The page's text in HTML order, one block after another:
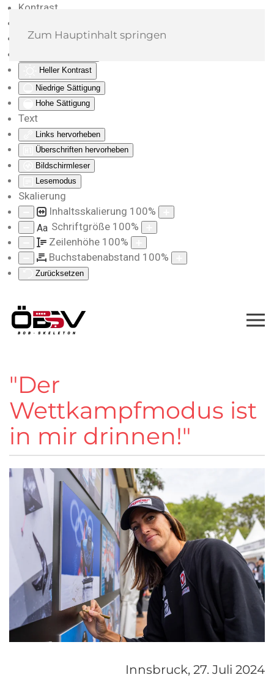
Kontrast
Monochrom
Heller Kontrast
Niedrige Sättigung
Hohe Sättigung
Text
Links hervorheben
Überschriften hervorheben
Bildschirmleser
Lesemodus
Skalierung
Inhaltsskalierung 100%
Aa Schriftgröße 100%
Zeilenhöhe 100%
Buchstabenabstand 100%
Zurücksetzen
Zum Hauptinhalt springen
"Der
Wettkampfmodus ist
in mir drinnen!"
Innsbruck, 27. Juli 2024